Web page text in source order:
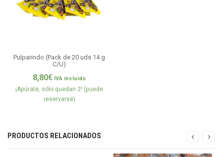
Pulparindo (Pack de 20 uds 14 g
C/U)
8,80€ IVA incluido
¡Apúrate, sólo quedan 2! (puede
reservarse)
PRODUCTOS RELACIONADOS